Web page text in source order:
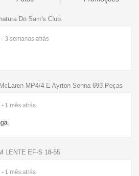
Do Sam's Club.
- 3 semanas atrás
MP4/4 E Ayrton Senna 693 Peças
- 1 mês atrás
LENTE EF-S 18-55
- 1 mês atrás